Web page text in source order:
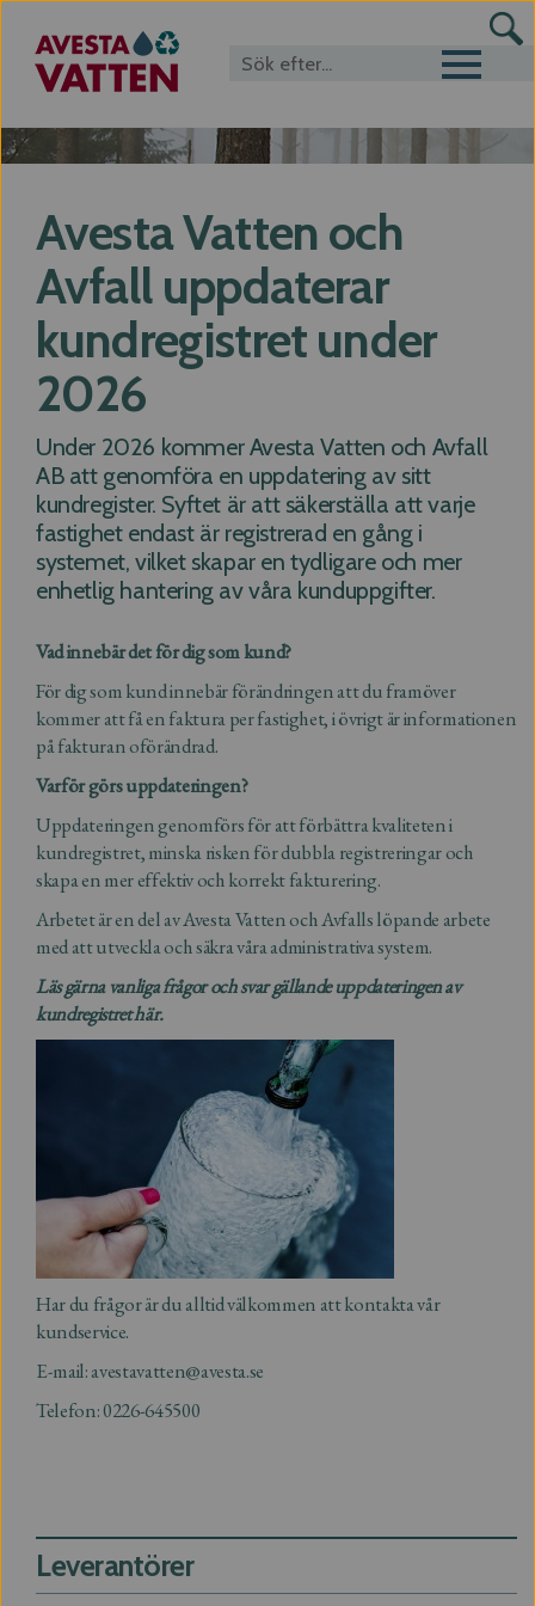
Toggle
Avesta Vatten och
Avfall uppdaterar
kundregistret under
2026
Under 2026 kommer Avesta Vatten och Avfall
AB att genomföra en uppdatering av sitt
kundregister. Syftet är att säkerställa att varje
fastighet endast är registrerad en gång i
systemet, vilket skapar en tydligare och mer
enhetlig hantering av våra kunduppgifter.
Vad innebär det för dig som kund?
För dig som kund innebär förändringen att du framöver
kommer att få en faktura per fastighet, i övrigt är informationen
på fakturan oförändrad.
Varför görs uppdateringen?
Uppdateringen genomförs för att förbättra kvaliteten i
kundregistret, minska risken för dubbla registreringar och
skapa en mer effektiv och korrekt fakturering.
Arbetet är en del av Avesta Vatten och Avfalls löpande arbete
med att utveckla och säkra våra administrativa system.
Läs gärna vanliga frågor och svar gällande uppdateringen av
kundregistret här.
Har du frågor är du alltid välkommen att kontakta vår
kundservice.
E-mail:avestavatten@avesta.se
Telefon: 0226-645500
Leverantörer